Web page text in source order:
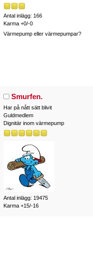
Antal inlägg: 166
Karma +0/-0
Värmepump eller värmepumpar?
Smurfen.
Har på nått sätt blivit
Guldmedlem
Dignitär inom värmepump
Antal inlägg: 19475
Karma +15/-16